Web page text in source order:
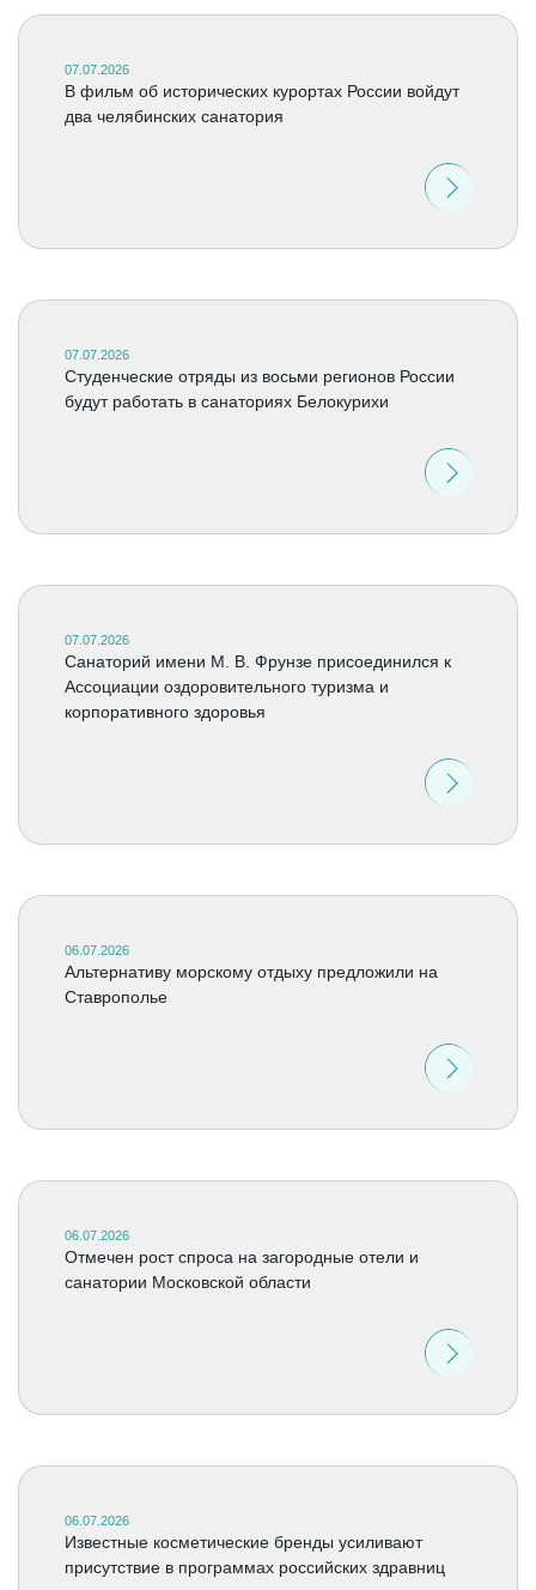
07.07.2026
В фильм об исторических курортах России войдут
два челябинских санатория
07.07.2026
Студенческие отряды из восьми регионов России
будут работать в санаториях Белокурихи
07.07.2026
Санаторий имени М. В. Фрунзе присоединился к
Ассоциации оздоровительного туризма и
корпоративного здоровья
06.07.2026
Альтернативу морскому отдыху предложили на
Ставрополье
06.07.2026
Отмечен рост спроса на загородные отели и
санатории Московской области
06.07.2026
Известные косметические бренды усиливают
присутствие в программах российских здравниц